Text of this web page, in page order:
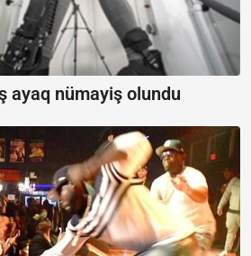
ayaq nümayiş olundu